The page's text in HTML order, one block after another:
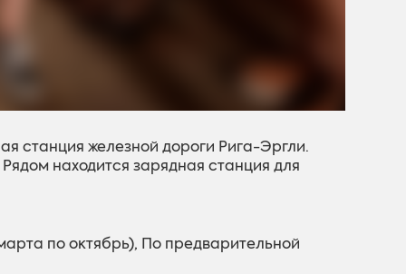
станция железной дороги Рига-Эргли.
находится зарядная станция для
по октябрь), По предварительной